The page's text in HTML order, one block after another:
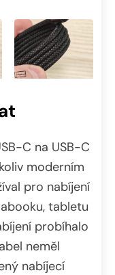
C na USB-C
moderním
pro nabíjení
tabletu
probíhalo
neměl
nabíjecí